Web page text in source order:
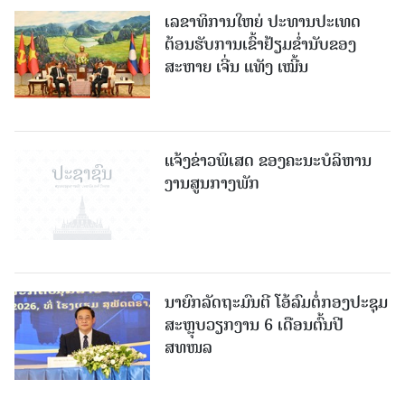
ເລຂາທິການໃຫຍ່ ປະທານປະເທດ
ຕ້ອນຮັບການເຂົ້າຢ້ຽມຂໍ່ານັບຂອງ
ສະຫາຍ ເຈີ່ນ ແທັງ ເໝີ້ນ
ແຈ້ງຂ່າວພິເສດ ຂອງຄະນະບໍລິຫານ
ງານສູນກາງພັກ
ນາຍົກລັດຖະມົນຕີ ໂອ້ລົມຕໍ່ກອງປະຊຸມ
ສະຫຼຸບວຽກງານ 6 ເດືອນຕົ້ນປີ
ສທໜລ